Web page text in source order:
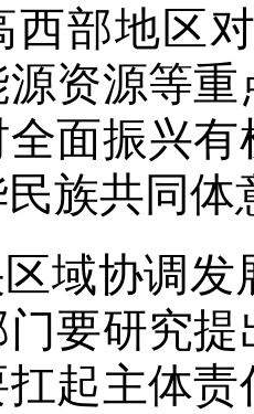
西部地区
资源等
面振兴
族共同
协调发
要研究
起主体